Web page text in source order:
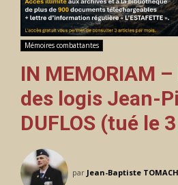
Mémoires combattantes
IN MEMORIAM
des logis Jean-
DUFLOS (tué le
par Jean-Baptiste